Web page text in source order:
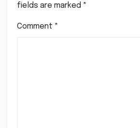
fields are marked *
Comment *